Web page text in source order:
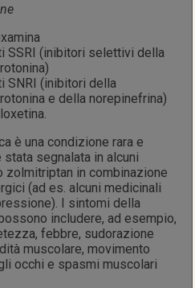
SSRI (inibitori selettivi della
SNRI (inibitori della
e della norepinefrina)
è una condizione rara e
segnalata in alcuni
zolmitriptan in combinazione
(ad es. alcuni medicinali
I sintomi della
includere, ad esempio,
febbre, sudorazione
muscolare, movimento
occhi e spasmi muscolari